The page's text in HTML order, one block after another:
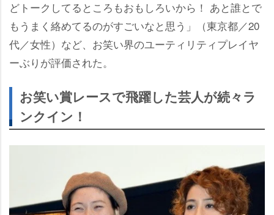
どトークしてるところもおもしろいから！ あと誰とで
もうまく絡めてるのがすごいなと思う」（東京都／20
代／女性）など、お笑い界のユーティリティプレイヤ
ーぶりが評価された。
お笑い賞レースで飛躍した芸人が続々ラ
ンクイン！